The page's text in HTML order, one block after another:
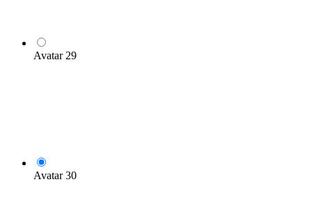
Avatar 29
Avatar 30